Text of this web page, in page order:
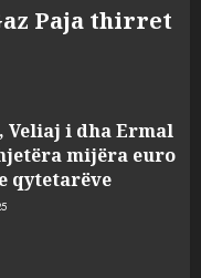
Paja thirret
Veliaj i dha Ermal
mijëra euro
qytetarëve